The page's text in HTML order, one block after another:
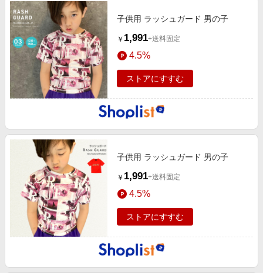
子供用 ラッシュガード 男の子
￥ 1,991+送料固定
4.5%
ストアにすすむ
子供用 ラッシュガード 男の子
￥ 1,991+送料固定
4.5%
ストアにすすむ